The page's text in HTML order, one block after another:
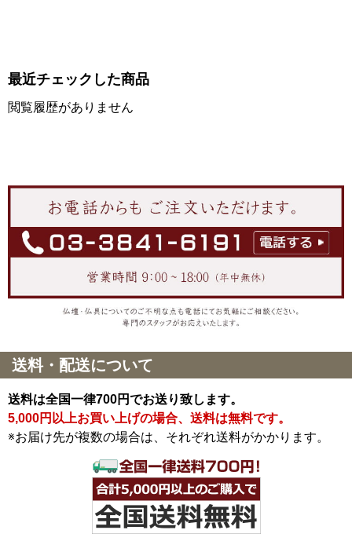
最近チェックした商品
閲覧履歴がありません
送料・配送について
送料は全国一律700円でお送り致します。
5,000円以上お買い上げの場合、送料は無料です。
※お届け先が複数の場合は、それぞれ送料がかかります。